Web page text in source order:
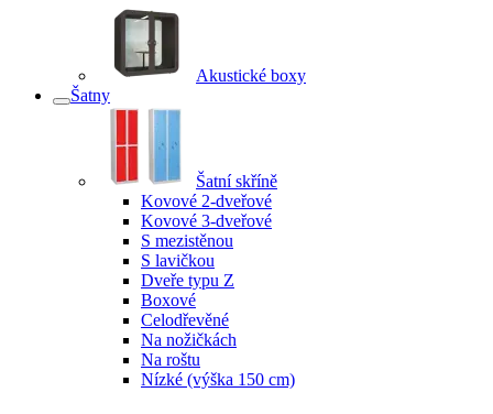
Akustické boxy
Šatny
Šatní skříně
Kovové 2-dveřové
Kovové 3-dveřové
S mezistěnou
S lavičkou
Dveře typu Z
Boxové
Celodřevěné
Na nožičkách
Na roštu
Nízké (výška 150 cm)